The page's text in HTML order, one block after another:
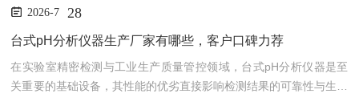
力。技术是产品性能的核心支撑，具备较强研发能力的厂家，往往能
够推出更符合行业需求的产品。行业内，不少制造厂家依托专业的研
2026-7 28
台式pH分析仪器生产厂家有哪些，客户口碑力荐
在实验室精密检测与工业生产质量管控领域，台式pH分析仪器是至
关重要的基础设备，其性能的优劣直接影响检测结果的可靠性与生产